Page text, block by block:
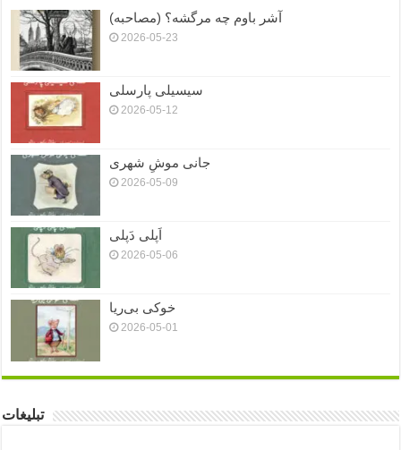
آشر باوم چه مرگشه؟ (مصاحبه)
2026-05-23
سیسیلی پارسلی
2026-05-12
جانی موشِ شهری
2026-05-09
اَپلی دَپلی
2026-05-06
خوکی بی‌ریا
2026-05-01
تبلیغات